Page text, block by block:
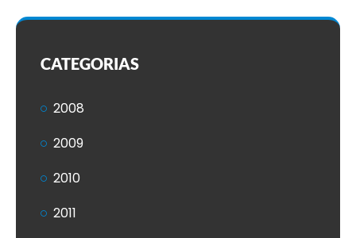
CATEGORIAS
2008
2009
2010
2011